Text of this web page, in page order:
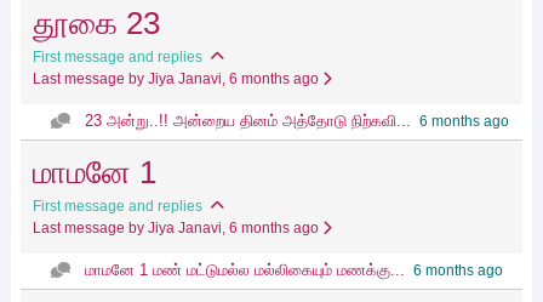
தூகை 23
First message and replies
Last message by Jiya Janavi, 6 months ago
23 அன்று..!! அன்றைய‌ தினம் அத்தோடு நிற்கவி... 6 months ago
மாமனே 1
First message and replies
Last message by Jiya Janavi, 6 months ago
மாமனே 1 மண் மட்டுமல்ல மல்லிகையும் மணக்கு... 6 months ago